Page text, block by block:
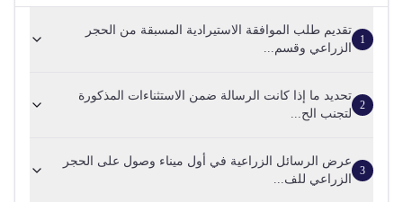
1
تقديم طلب الموافقة الاستيرادية المسبقة من الحجر
الزراعي وقسم...
2
تحديد ما إذا كانت الرسالة ضمن الاستثناءات المذكورة
لتجنب الح...
3
عرض الرسائل الزراعية في أول ميناء وصول على الحجر
الزراعي للف...